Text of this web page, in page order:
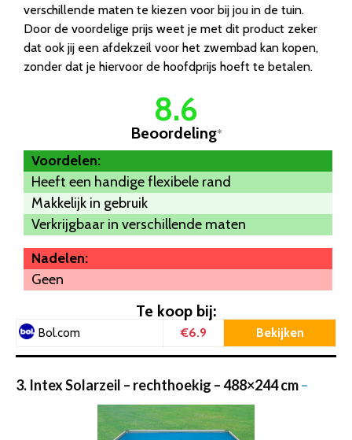
verschillende maten te kiezen voor bij jou in de tuin.
Door de voordelige prijs weet je met dit product zeker
dat ook jij een afdekzeil voor het zwembad kan kopen,
zonder dat je hiervoor de hoofdprijs hoeft te betalen.
8.6
Beoordeling*
Voordelen:
Heeft een handige flexibele rand
Makkelijk in gebruik
Verkrijgbaar in verschillende maten
Nadelen:
Geen
Te koop bij:
Bol.com €6.9 Bekijken
3. Intex Solarzeil – rechthoekig – 488×244 cm–